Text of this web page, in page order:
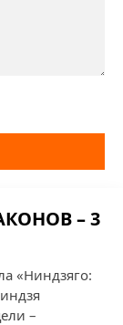
– 3
«Ниндзяго:
–